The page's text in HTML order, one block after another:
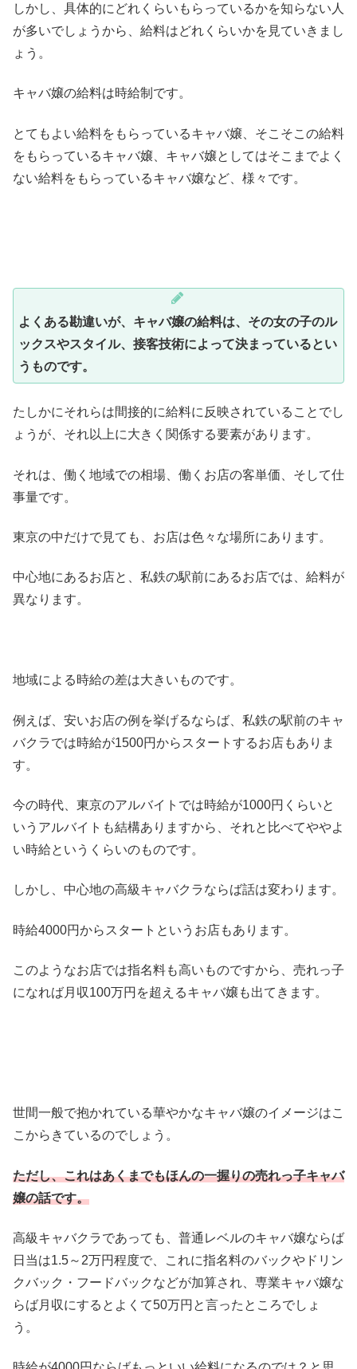
しかし、具体的にどれくらいもらっているかを知らない人
が多いでしょうから、給料はどれくらいかを見ていきまし
ょう。
キャバ嬢の給料は時給制です。
とてもよい給料をもらっているキャバ嬢、そこそこの給料
をもらっているキャバ嬢、キャバ嬢としてはそこまでよく
ない給料をもらっているキャバ嬢など、様々です。
よくある勘違いが、キャバ嬢の給料は、その女の子のル
ックスやスタイル、接客技術によって決まっているとい
うものです。
たしかにそれらは間接的に給料に反映されていることでし
ょうが、それ以上に大きく関係する要素があります。
それは、働く地域での相場、働くお店の客単価、そして仕
事量です。
東京の中だけで見ても、お店は色々な場所にあります。
中心地にあるお店と、私鉄の駅前にあるお店では、給料が
異なります。
地域による時給の差は大きいものです。
例えば、安いお店の例を挙げるならば、私鉄の駅前のキャ
バクラでは時給が1500円からスタートするお店もありま
す。
今の時代、東京のアルバイトでは時給が1000円くらいと
いうアルバイトも結構ありますから、それと比べてややよ
い時給というくらいのものです。
しかし、中心地の高級キャバクラならば話は変わります。
時給4000円からスタートというお店もあります。
このようなお店では指名料も高いものですから、売れっ子
になれば月収100万円を超えるキャバ嬢も出てきます。
世間一般で抱かれている華やかなキャバ嬢のイメージはこ
こからきているのでしょう。
ただし、これはあくまでもほんの一握りの売れっ子キャバ
嬢の話です。
高級キャバクラであっても、普通レベルのキャバ嬢ならば
日当は1.5～2万円程度で、これに指名料のバックやドリン
クバック・フードバックなどが加算され、専業キャバ嬢な
らば月収にするとよくて50万円と言ったところでしょ
う。